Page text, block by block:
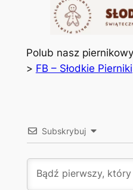
Polub nasz
> FB – Słodkie Pierniki
Subskrybuj